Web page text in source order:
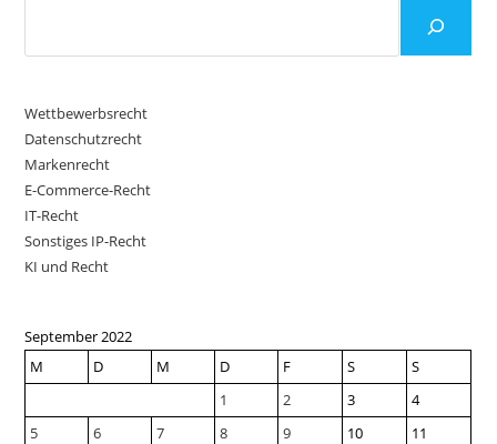
Wettbewerbsrecht
Datenschutzrecht
Markenrecht
E-Commerce-Recht
IT-Recht
Sonstiges IP-Recht
KI und Recht
September 2022
M
D M D F S
S
1
2 3
4
5
6 7 8 9 10
11